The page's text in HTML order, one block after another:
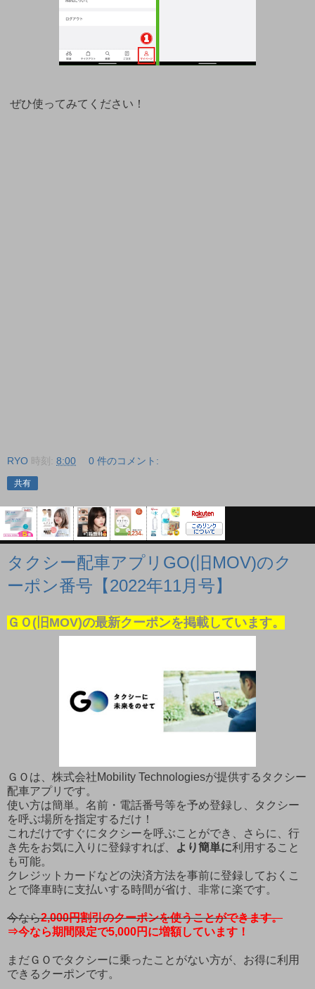
ぜひ使ってみてください！
RYO 時刻: 8:00 0 件のコメント:
共有
タクシー配車アプリGO(旧MOV)のク
ーポン番号【2022年11月号】
ＧＯ(旧MOV)の最新クーポンを掲載しています。
ＧＯは、株式会社Mobility Technologiesが提供するタクシー
配車アプリです。
使い方は簡単。名前・電話番号等を予め登録し、タクシー
を呼ぶ場所を指定するだけ！
これだけですぐにタクシーを呼ぶことができ、さらに、行
き先をお気に入りに登録すれば、
より簡単に利用すること
も可能。
クレジットカードなどの決済方法を事前に登録しておくこ
とで降車時に支払いする時間が省け、非常に楽です。
今なら2,000円割引のクーポンを使うことができます。
⇒今なら期間限定で5,000円に増額しています！
まだＧＯでタクシーに乗ったことがない方が、お得に利用
できるクーポンです。